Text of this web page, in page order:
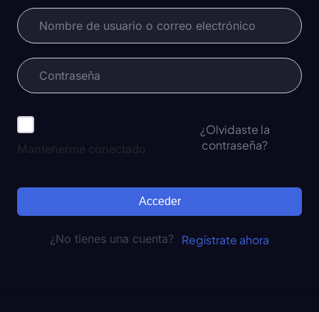
Mantenerme conectado
¿Olvidaste la
contraseña?
Acceder
¿No tienes una cuenta? Regístrate ahora